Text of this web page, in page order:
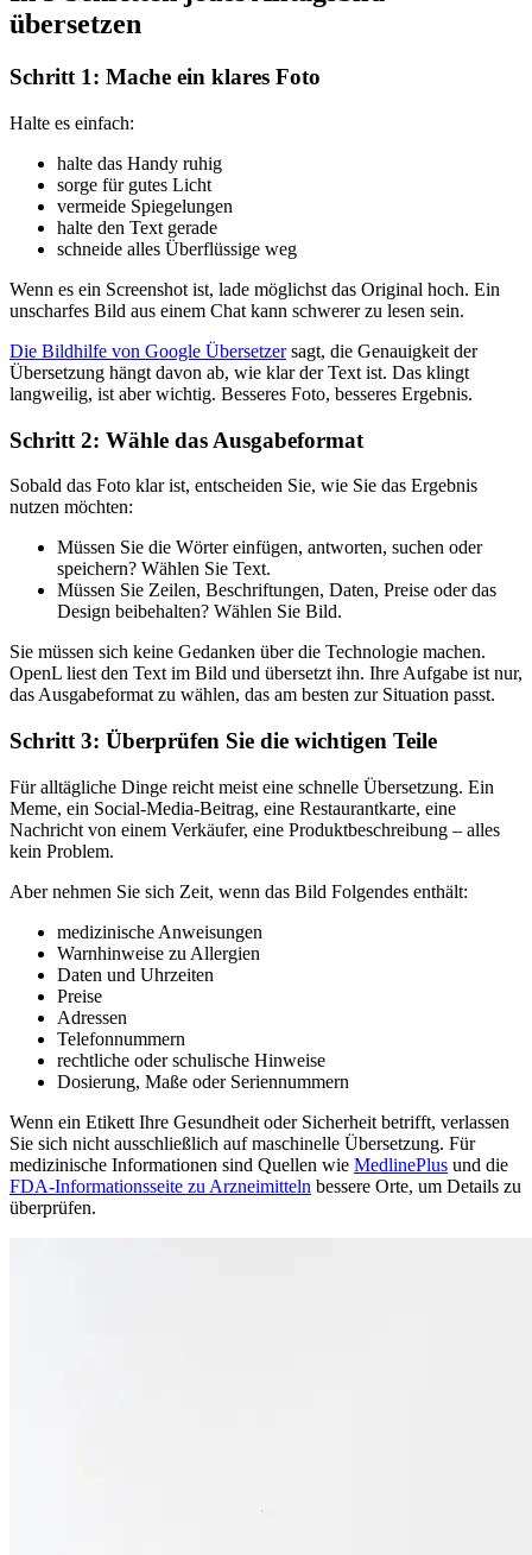
übersetzen
Schritt 1: Mache ein klares Foto
Halte es einfach:
halte das Handy ruhig
sorge für gutes Licht
vermeide Spiegelungen
halte den Text gerade
schneide alles Überflüssige weg
Wenn es ein Screenshot ist, lade möglichst das Original hoch. Ein
unscharfes Bild aus einem Chat kann schwerer zu lesen sein.
Die Bildhilfe von Google Übersetzersagt, die Genauigkeit der
Übersetzung hängt davon ab, wie klar der Text ist. Das klingt
langweilig, ist aber wichtig. Besseres Foto, besseres Ergebnis.
Schritt 2: Wähle das Ausgabeformat
Sobald das Foto klar ist, entscheiden Sie, wie Sie das Ergebnis
nutzen möchten:
Müssen Sie die Wörter einfügen, antworten, suchen oder
speichern? Wählen Sie Text.
Müssen Sie Zeilen, Beschriftungen, Daten, Preise oder das
Design beibehalten? Wählen Sie Bild.
Sie müssen sich keine Gedanken über die Technologie machen.
OpenL liest den Text im Bild und übersetzt ihn. Ihre Aufgabe ist nur,
das Ausgabeformat zu wählen, das am besten zur Situation passt.
Schritt 3: Überprüfen Sie die wichtigen Teile
Für alltägliche Dinge reicht meist eine schnelle Übersetzung. Ein
Meme, ein Social-Media-Beitrag, eine Restaurantkarte, eine
Nachricht von einem Verkäufer, eine Produktbeschreibung – alles
kein Problem.
Aber nehmen Sie sich Zeit, wenn das Bild Folgendes enthält:
medizinische Anweisungen
Warnhinweise zu Allergien
Daten und Uhrzeiten
Preise
Adressen
Telefonnummern
rechtliche oder schulische Hinweise
Dosierung, Maße oder Seriennummern
Wenn ein Etikett Ihre Gesundheit oder Sicherheit betrifft, verlassen
Sie sich nicht ausschließlich auf maschinelle Übersetzung. Für
medizinische Informationen sind Quellen wie MedlinePlus und die
FDA-Informationsseite zu Arzneimitteln bessere Orte, um Details zu
überprüfen.